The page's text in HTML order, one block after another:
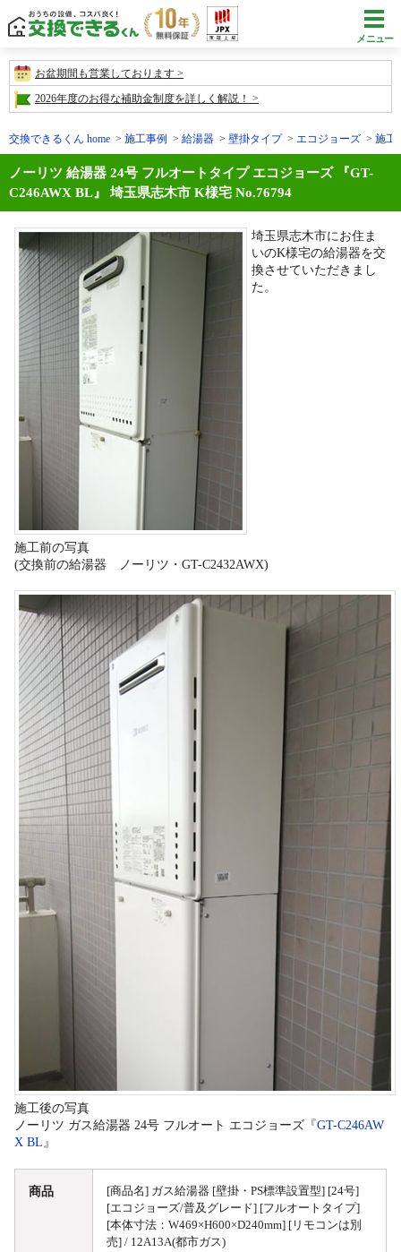
メニュー
お盆期間も営業しております
2026年度のお得な補助金制度を詳しく解説！
交換できるくん home 施工事例 給湯器 壁掛タイプ エコジョーズ 施工
ノーリツ 給湯器 24号 フルオートタイプ エコジョーズ 『GT-
C246AWX BL』 埼玉県志木市 K様宅 No.76794
埼玉県志木市にお住ま
いのK様宅の給湯器を交
換させていただきまし
た。
施工前の写真
(交換前の給湯器 ノーリツ・GT-C2432AWX)
施工後の写真
ノーリツ ガス給湯器 24号 フルオート エコジョーズ『GT-C246AW
X BL』
商品
[商品名] ガス給湯器 [壁掛・PS標準設置型] [24号]
[エコジョーズ/普及グレード] [フルオートタイプ]
[本体寸法：W469×H600×D240mm] [リモコンは別
売] / 12A13A(都市ガス)